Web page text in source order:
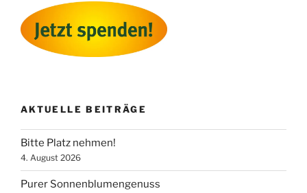
AKTUELLE BEITRÄGE
Bitte Platz nehmen!
4. August 2026
Purer Sonnenblumengenuss